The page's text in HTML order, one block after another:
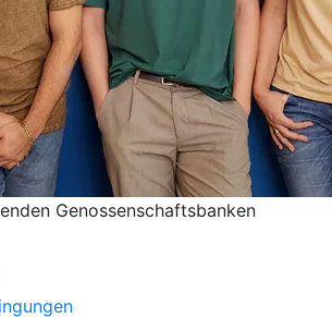
Genossenschaftsbanken